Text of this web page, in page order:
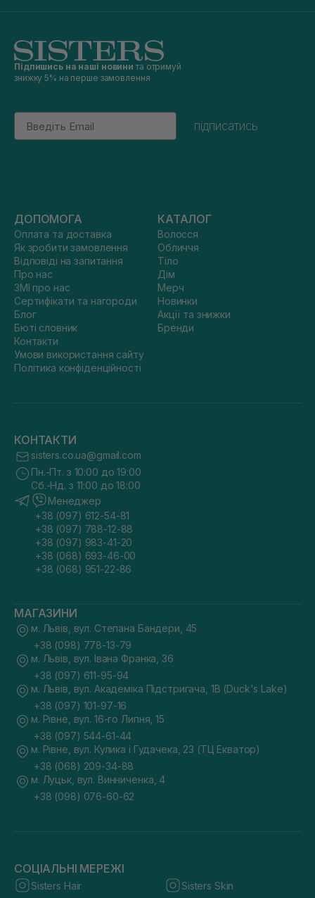
Підпишись на наші новини та отримуй
знижку 5% на перше замовлення
Email
підписатись
ДОПОМОГА
Оплата та доставка
Як зробити замовлення
Відповіді на запитання
Про нас
ЗМІ про нас
Сертифікати та нагороди
Блог
Бюті словник
Контакти
Умови використання сайту
Політика конфіденційності
КАТАЛОГ
Волосся
Обличчя
Тіло
Дім
Мерч
Новинки
Акції та знижки
Бренди
КОНТАКТИ
sisters.co.ua@gmail.com
Пн.-Пт. з 10:00 до 19:00
Сб.-Нд. з 11:00 до 18:00
Менеджер
+38 (097) 612-54-81
+38 (097) 788-12-88
+38 (097) 983-41-20
+38 (068) 693-46-00
+38 (068) 951-22-86
МАГАЗИНИ
м. Львів, вул. Степана Бандери, 45
+38 (098) 778-13-79
м. Львів, вул. Івана Франка, 36
+38 (097) 611-95-94
м. Львів, вул. Академіка Підстригача, 1В (Duck's Lake)
+38 (097) 101-97-16
м. Рівне, вул. 16-го Липня, 15
+38 (097) 544-61-44
м. Рівне, вул. Кулика і Гудачека, 23 (ТЦ Екватор)
+38 (068) 209-34-88
м. Луцьк, вул. Винниченка, 4
+38 (098) 076-60-62
СОЦІАЛЬНІ МЕРЕЖІ
Sisters Hair Sisters Skin